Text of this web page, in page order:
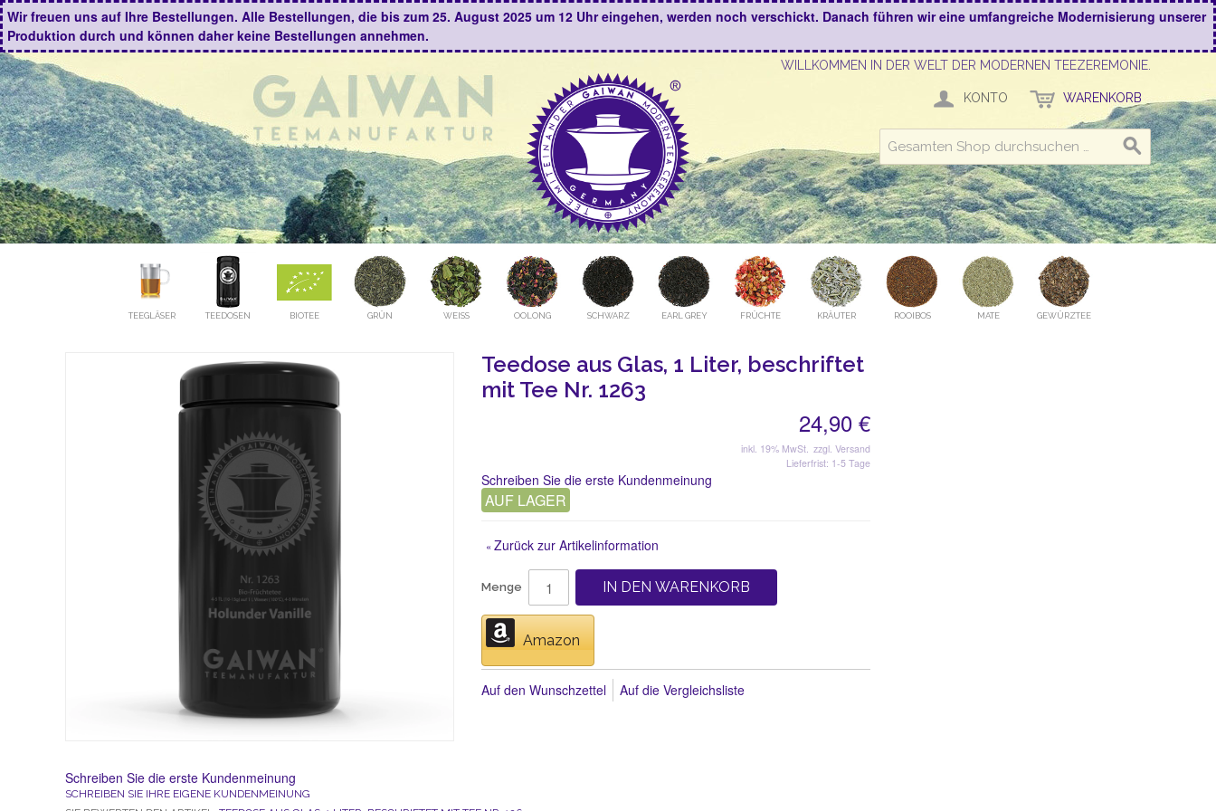
Wir freuen uns auf Ihre Bestellungen. Alle Bestellungen, die bis zum 25. August 2025 um 12 Uhr eingehen, werden noch verschickt. Danach führen wir eine umfangreiche Modernisierung unserer
Produktion durch und können daher keine Bestellungen annehmen.
WILLKOMMEN IN DER WELT DER MODERNEN TEEZEREMONIE.
KONTO WARENKORB
TEEGLÄSER TEEDOSEN BIOTEE GRÜN WEISS OOLONG SCHWARZ EARL GREY FRÜCHTE KRÄUTER ROOIBOS MATE GEWÜRZTEE
Teedose aus Glas, 1 Liter, beschriftet
mit Tee Nr. 1263
24,90 €
inkl. 19% MwSt. zzgl. Versand
Lieferfrist: 1-5 Tage
Schreiben Sie die erste Kundenmeinung
AUF LAGER
« Zurück zur Artikelinformation
Menge IN DEN WARENKORB
Amazon
Auf den Wunschzettel Auf die Vergleichsliste
Schreiben Sie die erste Kundenmeinung
SCHREIBEN SIE IHRE EIGENE KUNDENMEINUNG